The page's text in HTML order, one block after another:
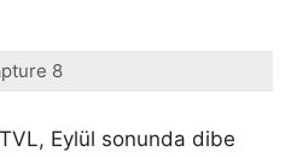
8
Eylül sonunda dibe